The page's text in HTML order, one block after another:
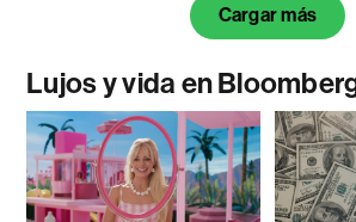
Cargar más
Lujos y vida en